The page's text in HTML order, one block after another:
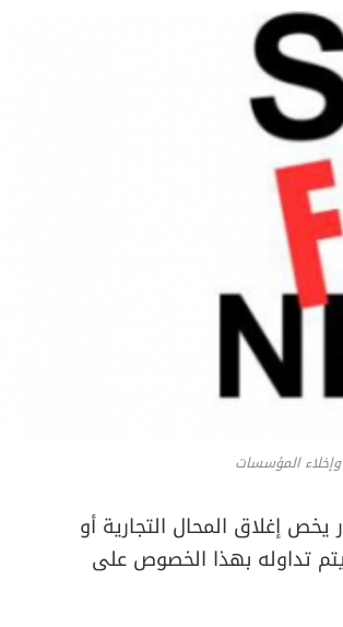
وإخلاء المؤسسات
يخص إغلاق المحال التجارية أو
تداوله بهذا الخصوص على